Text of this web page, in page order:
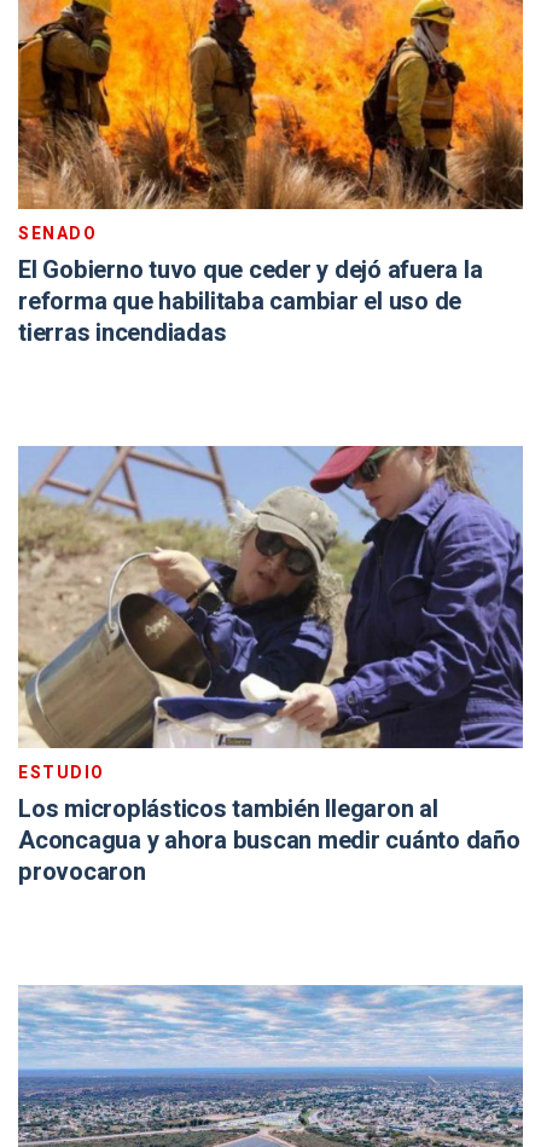
SENADO
El Gobierno tuvo que ceder y dejó afuera la
reforma que habilitaba cambiar el uso de
tierras incendiadas
ESTUDIO
Los microplásticos también llegaron al
Aconcagua y ahora buscan medir cuánto daño
provocaron